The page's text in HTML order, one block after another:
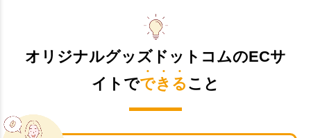
オリジナルグッズドットコムのECサ
イトでできる こと